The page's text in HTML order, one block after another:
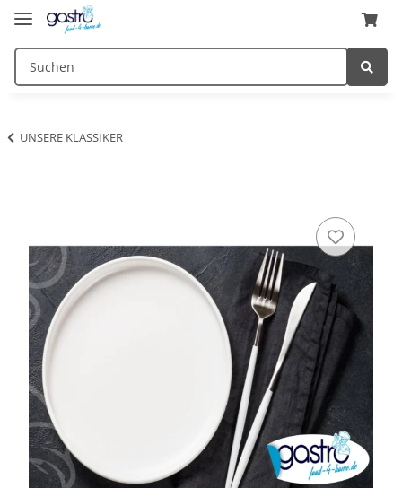
UNSERE KLASSIKER